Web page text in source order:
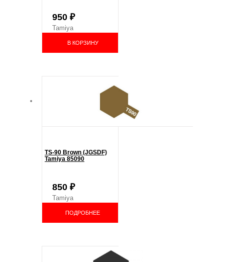
950 ₽
Tamiya
В КОРЗИНУ
TS-90 Brown (JGSDF)
Tamiya 85090
850 ₽
Tamiya
ПОДРОБНЕЕ